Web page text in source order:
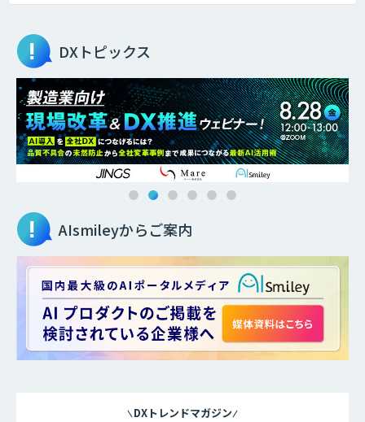
DXトピックス
AIsmileyからご案内
DXトレンドマガジン